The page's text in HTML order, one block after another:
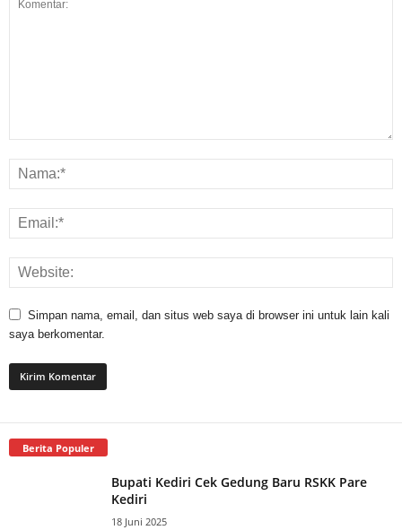
Simpan nama, email, dan situs web saya di browser ini untuk lain kali
saya berkomentar.
Berita Populer
Bupati Kediri Cek Gedung Baru RSKK Pare
Kediri
18 Juni 2025